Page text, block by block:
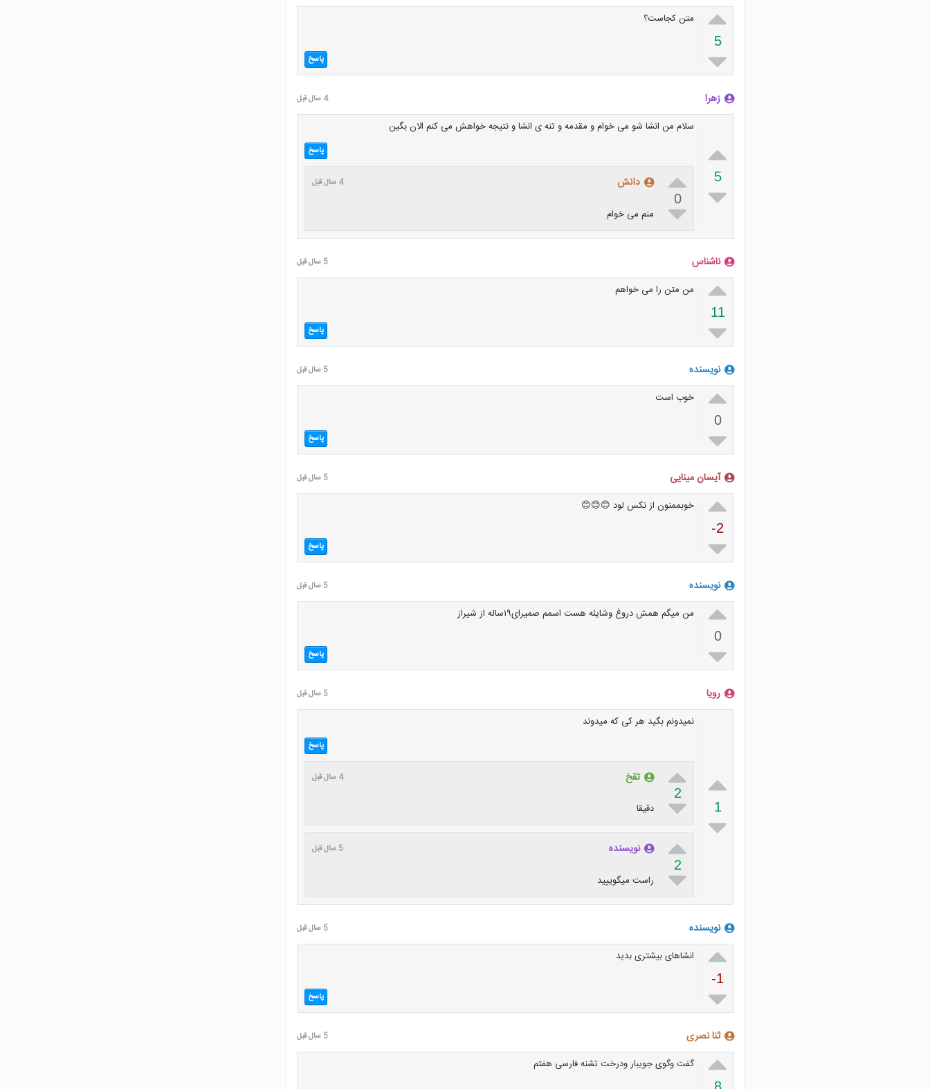

5

متن کجاست؟
پاسخ
زهرا 4 سال قبل

5

سلام من انشا شو می خوام و مقدمه و تنه ی انشا و نتیجه خواهش می کنم الان بگین
پاسخ

0

دانش 4 سال قبل
منم می خوام
ناشناس 5 سال قبل

11

من متن را می خواهم
پاسخ
نویسنده 5 سال قبل

0

خوب است
پاسخ
آیسان مینایی 5 سال قبل

-2

خوبممنون از نکس لود 😊😊😊
پاسخ
نویسنده 5 سال قبل

0

من میگم همش دروغ وشایئه هست اسمم صمیرای۱۹ساله از شیراز
پاسخ
رویا 5 سال قبل

1

نمیدونم بگید هر کی که میدوند
پاسخ

2

تقخ 4 سال قبل
دقیقا

2

نویسنده‌ 5 سال قبل
راست میگوییید
نویسنده 5 سال قبل

-1

انشاهای بیشتری بدید
پاسخ
ثنا نصری 5 سال قبل

8
گفت وگوی جویبار ودرخت تشنه فارسی هفتم